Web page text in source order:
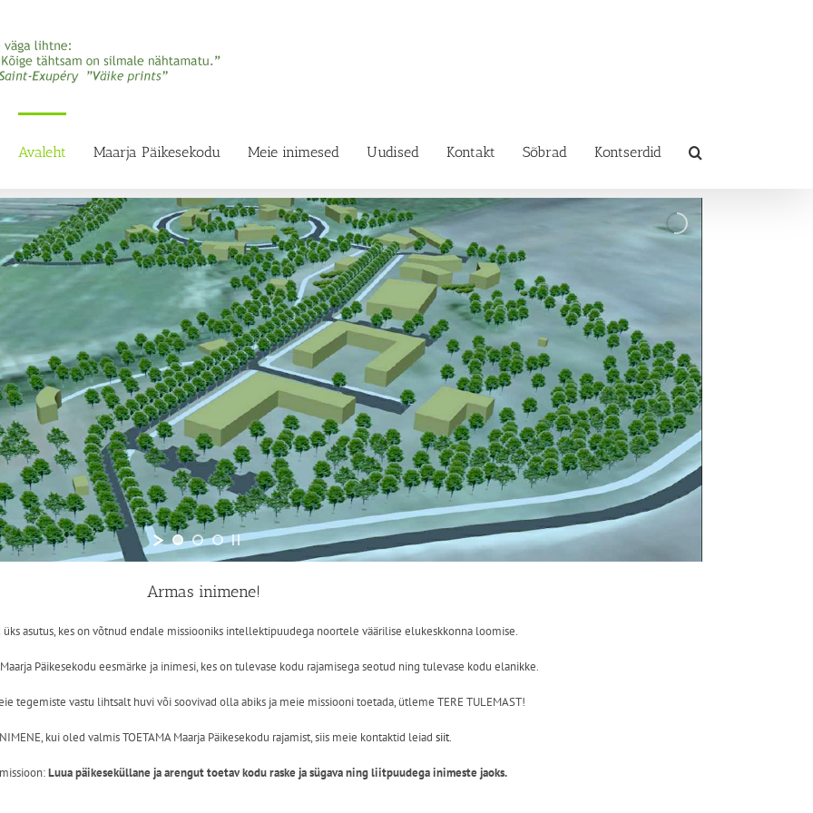
Avaleht Maarja Päikesekodu Meie inimesed Uudised Kontakt Sõbrad Kontserdid
Armas inimene!
üks asutus, kes on võtnud endale missiooniks intellektipuudega noortele väärilise elukeskkonna loomise.
Päikesekodu eesmärke ja inimesi, kes on tulevase kodu rajamisega seotud ning tulevase kodu elanikke.
tegemiste vastu lihtsalt huvi või soovivad olla abiks ja meie missiooni toetada, ütleme TERE TULEMAST!
kui oled valmis TOETAMA Maarja Päikesekodu rajamist, siis meie kontaktid leiad siit.
Luua päikeseküllane ja arengut toetav kodu raske ja sügava ning liitpuudega inimeste jaoks.